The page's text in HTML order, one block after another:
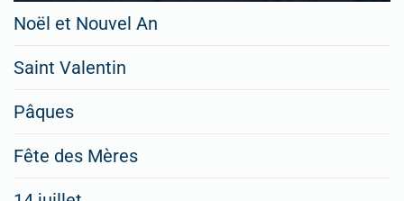
Noël et Nouvel An
Saint Valentin
Pâques
Fête des Mères